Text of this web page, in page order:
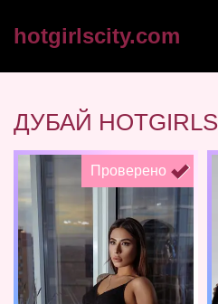
hotgirlscity.com
ДУБАЙ
Проверено